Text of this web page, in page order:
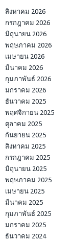
สิงหาคม 2026
กรกฎาคม 2026
มิถุนายน 2026
พฤษภาคม 2026
เมษายน 2026
มีนาคม 2026
กุมภาพันธ์ 2026
มกราคม 2026
ธันวาคม 2025
พฤศจิกายน 2025
ตุลาคม 2025
กันยายน 2025
สิงหาคม 2025
กรกฎาคม 2025
มิถุนายน 2025
พฤษภาคม 2025
เมษายน 2025
มีนาคม 2025
กุมภาพันธ์ 2025
มกราคม 2025
ธันวาคม 2024